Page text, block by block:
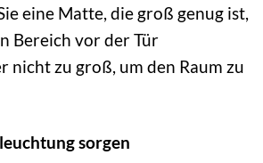
eine Matte, die groß genug ist,
Bereich vor der Tür
nicht zu groß, um den Raum zu
sorgen